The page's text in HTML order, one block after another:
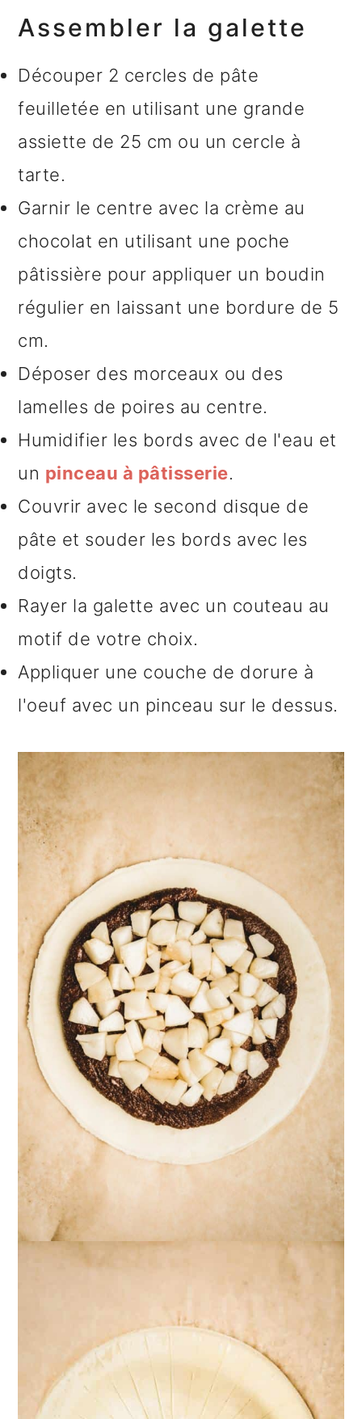
Assembler la galette
Découper 2 cercles de pâte
feuilletée en utilisant une grande
assiette de 25 cm ou un cercle à
tarte.
Garnir le centre avec la crème au
chocolat en utilisant une poche
pâtissière pour appliquer un boudin
régulier en laissant une bordure de 5
cm.
Déposer des morceaux ou des
lamelles de poires au centre.
Humidifier les bords avec de l'eau et
un pinceau à pâtisserie.
Couvrir avec le second disque de
pâte et souder les bords avec les
doigts.
Rayer la galette avec un couteau au
motif de votre choix.
Appliquer une couche de dorure à
l'oeuf avec un pinceau sur le dessus.